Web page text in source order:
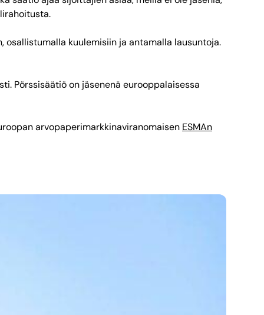
kuulemisiin ja antamalla lausuntoja.
Pörssisäätiö on jäsenenä eurooppalaisessa
arvopaperimarkkinaviranomaisen ESMAn